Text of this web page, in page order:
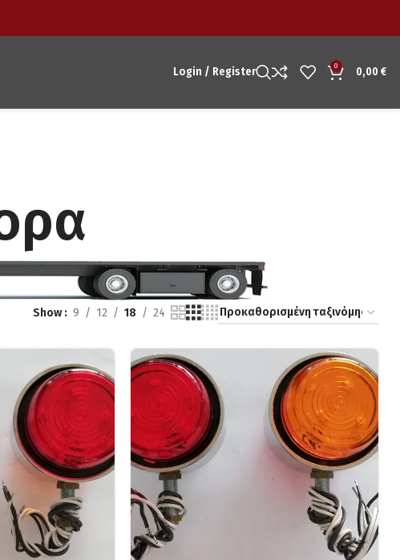
Login / Register 0 0,00 €
Show 9 12 18 24